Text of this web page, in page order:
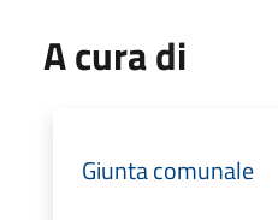
A cura di
Giunta comunale